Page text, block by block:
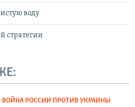
воду
стратегии
ВОЙНА РОССИИ ПРОТИВ УКРАИНЫ